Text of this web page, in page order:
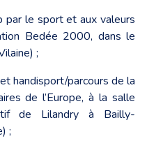
par le sport et aux valeurs
Bedée 2000, dans le
;
handisport/parcours de la
de l’Europe, à la salle
de Lilandry à Bailly-
;